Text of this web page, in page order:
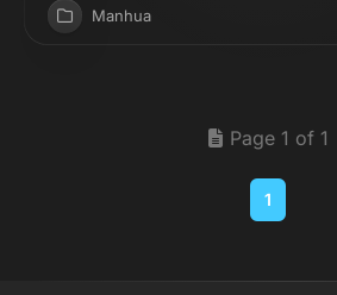
Manhua
Page 1 of 1
1